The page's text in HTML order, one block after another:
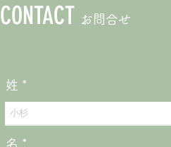
CONTACT お問合せ
姓
名